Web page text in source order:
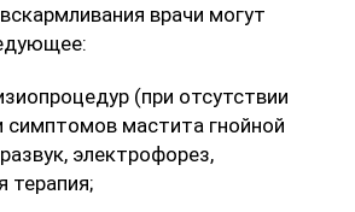
врачи могут
(при отсутствии
симптомов мастита гнойной
электрофорез,
терапия;